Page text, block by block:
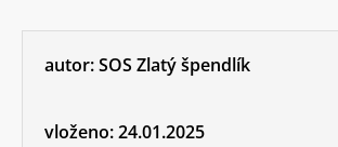
autor:SOS Zlatý špendlík
vloženo:24.01.2025